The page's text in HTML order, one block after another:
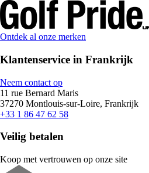
Ontdek al onze merken
Klantenservice in Frankrijk
Neem contact op
11 rue Bernard Maris
37270 Montlouis-sur-Loire, Frankrijk
+33 1 86 47 62 58
Veilig betalen
Koop met vertrouwen op onze site